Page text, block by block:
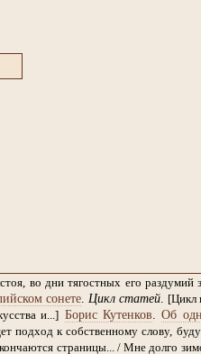
во дни тягостных его
сонете. Цикл статей. [Цикл
и...] Борис Кутенков.Об
подход к собственному слову,
страницы... / Мне долго